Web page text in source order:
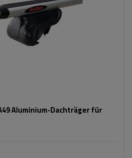
Aluminium-Dachträger für